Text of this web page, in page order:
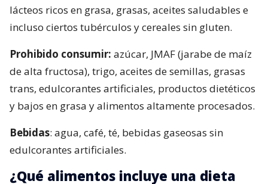
lácteos ricos en grasa, grasas, aceites saludables e
incluso ciertos tubérculos y cereales sin gluten.
Prohibido consumir: azúcar, JMAF (jarabe de maíz
de alta fructosa), trigo, aceites de semillas, grasas
trans, edulcorantes artificiales, productos dietéticos
y bajos en grasa y alimentos altamente procesados.
Bebidas: agua, café, té, bebidas gaseosas sin
edulcorantes artificiales.
¿Qué alimentos incluye una dieta